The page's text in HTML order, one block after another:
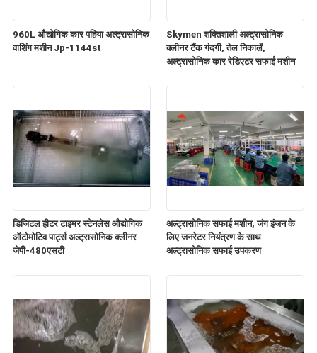
960L औद्योगिक कार पहिया अल्ट्रासोनिक
वाशिंग मशीन Jp-1144st
Skymen शक्तिशाली अल्ट्रासोनिक
क्लीनर टैंक गंदगी, तेल निकालें,
अल्ट्रासोनिक कार रेडिएटर सफाई मशीन
डिजिटल हीटर टाइमर स्टेनलेस औद्योगिक
ऑटोमोटिव पार्ट्स अल्ट्रासोनिक क्लीनर
जेपी-480एसटी
अल्ट्रासोनिक सफाई मशीन, जंग इंजन के
लिए जनरेटर नियंत्रण के साथ
अल्ट्रासोनिक सफाई उपकरण